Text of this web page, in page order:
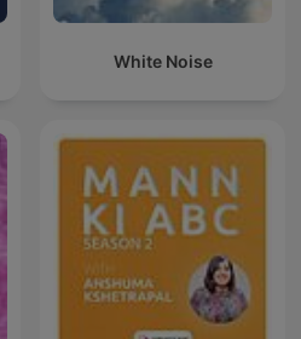
White Noise